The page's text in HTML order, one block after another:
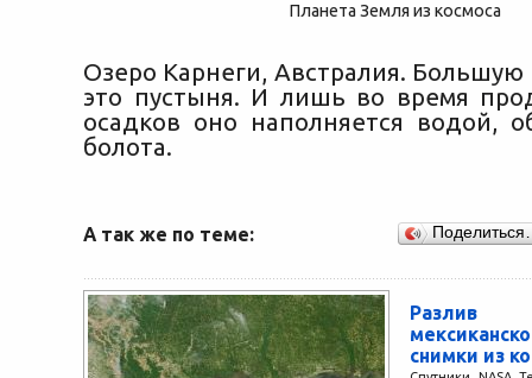
Планета Земля из космоса
Озеро Карнеги, Австралия. Большую
это пустыня. И лишь во время
осадков оно наполняется водой,
болота.
А так же по теме:
снимки из